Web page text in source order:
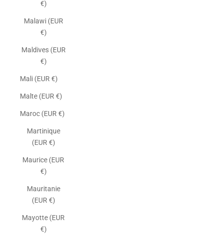
€)
Malawi (EUR
€)
Maldives (EUR
€)
Mali (EUR €)
Malte (EUR €)
Maroc (EUR €)
Martinique
(EUR €)
Maurice (EUR
€)
Mauritanie
(EUR €)
Mayotte (EUR
€)